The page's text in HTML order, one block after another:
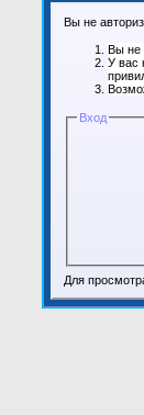
Вы не
Вы не
У вас
Вход
Для